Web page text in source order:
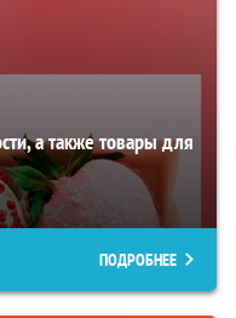
а также товары для
ПОДРОБНЕЕ